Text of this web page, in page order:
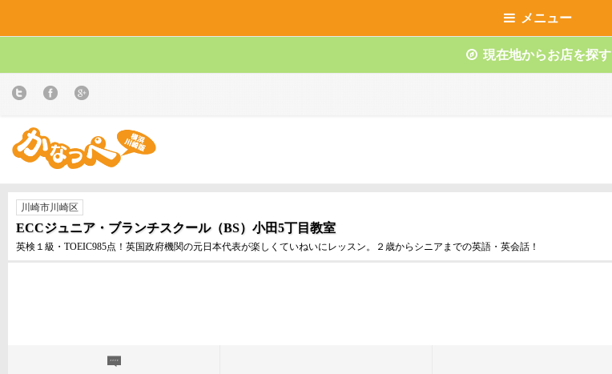
メニュー
現在地からお店を探す
川崎市川崎区
ECCジュニア・ブランチスクール（BS）小田5丁目教室
英検１級・TOEIC985点！英国政府機関の元日本代表が楽しくていねいにレッスン。２歳からシニアまでの英語・英会話！